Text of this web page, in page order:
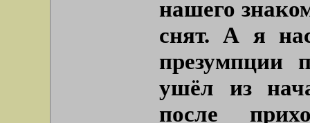
нашего
снят. А я
презумпции
ушёл из
после